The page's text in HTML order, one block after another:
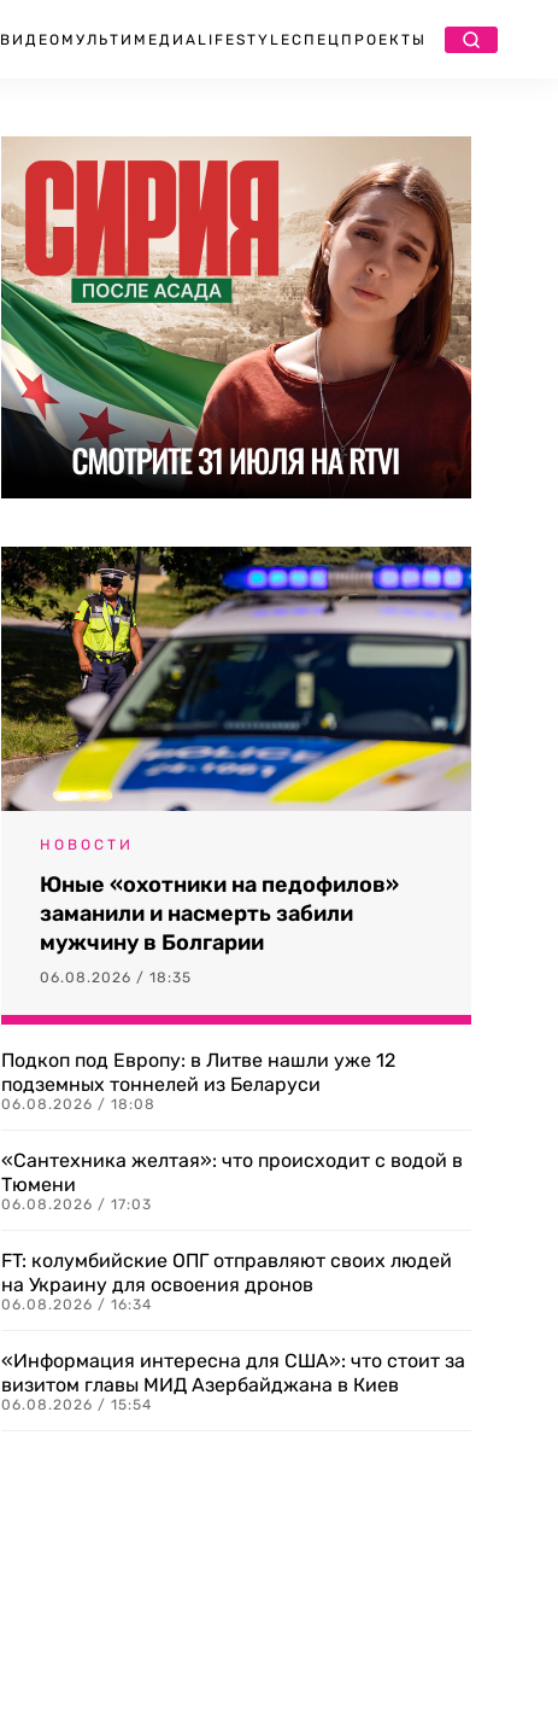
ВИДЕО МУЛЬТИМЕДИА LIFESTYLEСПЕЦПРОЕКТЫ
НОВОСТИ
Юные «охотники на педофилов»
заманили и насмерть забили
мужчину в Болгарии
06.08.2026 / 18:35
Подкоп под Европу: в Литве нашли уже 12
подземных тоннелей из Беларуси
06.08.2026 / 18:08
«Сантехника желтая»: что происходит с водой в
Тюмени
06.08.2026 / 17:03
FT: колумбийские ОПГ отправляют своих людей
на Украину для освоения дронов
06.08.2026 / 16:34
«Информация интересна для США»: что стоит за
визитом главы МИД Азербайджана в Киев
06.08.2026 / 15:54